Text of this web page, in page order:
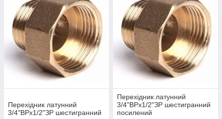
Перехідник латунний
3/4"ВРх1/2"ЗР шестигранний
Перехідник латунний
3/4"ВРх1/2"ЗР шестигранний
посилений